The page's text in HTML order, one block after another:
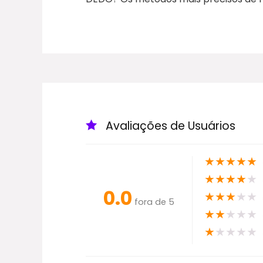
Avaliações de Usuários
0.0 fora de 5
★★★★★
★★★★★
★★★★★
★★★★★
★★★★★